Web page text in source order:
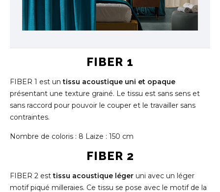
FIBER 1
FIBER 1 est untissu acoustique uni et opaque
présentant une texture grainé. Le tissu est sans sens et
sans raccord pour pouvoir le couper et le travailler sans
contraintes.
Nombre de coloris : 8 Laize : 150 cm
FIBER 2
FIBER 2 esttissu acoustique léger uni avec un léger
motif piqué milleraies. Ce tissu se pose avec le motif de la